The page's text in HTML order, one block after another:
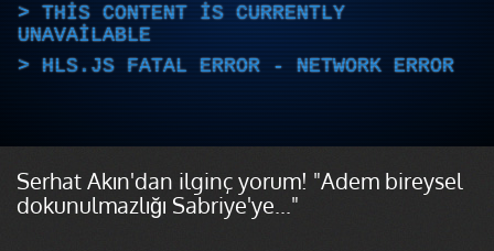
THIS CONTENT IS CURRENTLY
UNAVAILABLE
HLS.JS FATAL ERROR - NETWORK ERROR
Serhat Akın'dan ilginç yorum! "Adem bireysel
dokunulmazlığı Sabriye'ye..."